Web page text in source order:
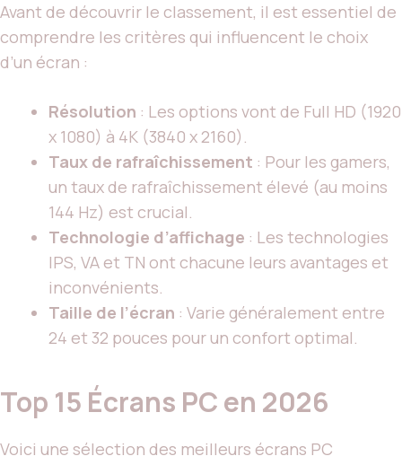
Avant de découvrir le classement, il est essentiel de
comprendre les critères qui influencent le choix
d’un écran :
Résolution : Les options vont de Full HD (1920
x 1080) à 4K (3840 x 2160).
Taux de rafraîchissement : Pour les gamers,
un taux de rafraîchissement élevé (au moins
144 Hz) est crucial.
Technologie d’affichage : Les technologies
IPS, VA et TN ont chacune leurs avantages et
inconvénients.
Taille de l’écran : Varie généralement entre
24 et 32 pouces pour un confort optimal.
Top 15 Écrans PC en 2026
Voici une sélection des meilleurs écrans PC